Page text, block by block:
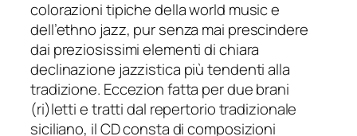
colorazioni tipiche della world music e
dell’ethno jazz, pur senza mai prescindere
dai preziosissimi elementi di chiara
declinazione jazzistica più tendenti alla
tradizione. Eccezion fatta per due brani
(ri)letti e tratti dal repertorio tradizionale
siciliano, il CD consta di composizioni